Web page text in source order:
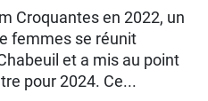
Croquantes en 2022, un
femmes se réunit
et a mis au point
pour 2024. Ce...